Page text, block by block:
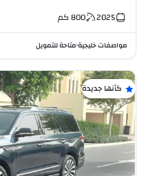
2025
800كم
مواصفات خليجية•متاحة للتمويل
كأنها جديدة